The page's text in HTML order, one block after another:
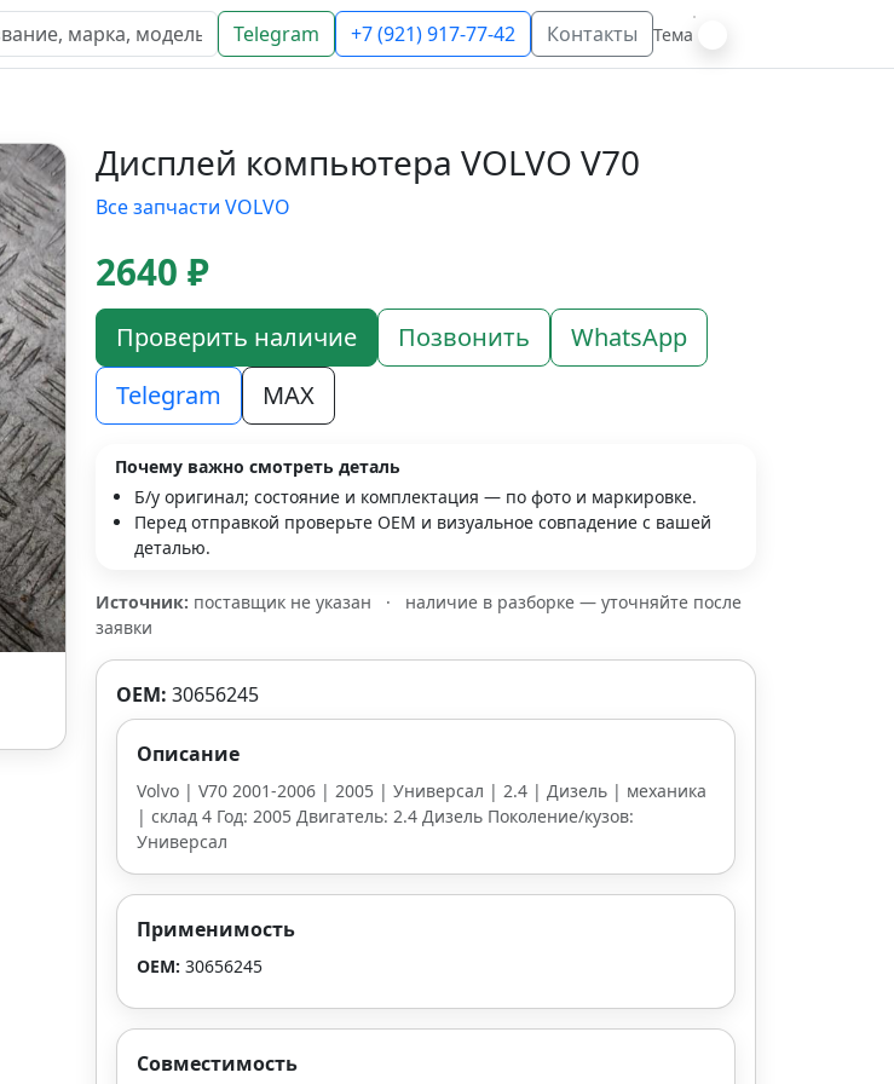
Telegram +7 (921) 917-77-42 Контакты Тема
Дисплей компьютера VOLVO V70
Все запчасти VOLVO
2640 ₽
Проверить наличие Позвонить
WhatsApp
Telegram
MAX
Почему важно смотреть деталь
Б/у оригинал; состояние и комплектация — по фото и маркировке.
Перед отправкой проверьте OEM и визуальное совпадение с вашей
деталью.
Источник: поставщик не указан ·
наличие в разборке — уточняйте после
заявки
OEM: 30656245
Описание
Volvo | V70 2001-2006 | 2005 | Универсал | 2.4 | Дизель | механика
| склад 4 Год: 2005 Двигатель: 2.4 Дизель Поколение/кузов:
Универсал
Применимость
OEM: 30656245
Совместимость